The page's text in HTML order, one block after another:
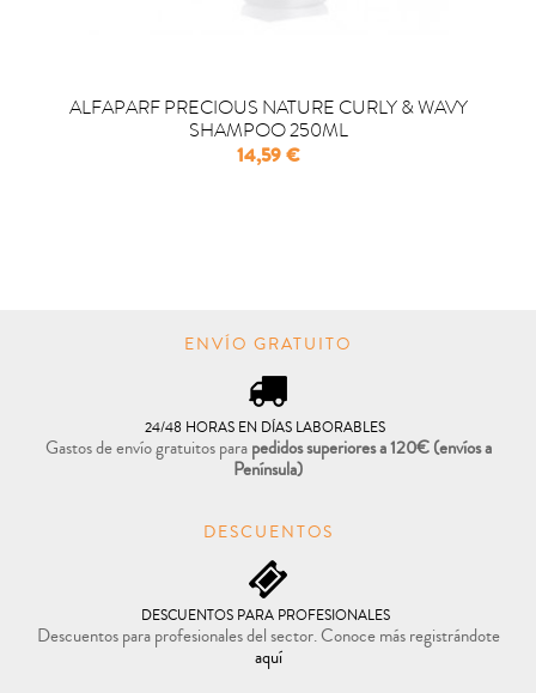
ALFAPARF PRECIOUS NATURE CURLY & WAVY
SHAMPOO 250ML
Precio
14,59 €
ENVÍO GRATUITO
24/48 HORAS EN DÍAS LABORABLES
Gastos de envío gratuitos parapedidos superiores a 120€(envíos a
Península)
DESCUENTOS
DESCUENTOS PARA PROFESIONALES
Descuentos para profesionales del sector. Conoce más registrándote
aquí